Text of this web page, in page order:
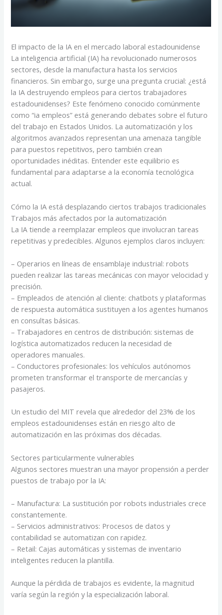
El impacto de la IA en el mercado laboral estadounidense
La inteligencia artificial (IA) ha revolucionado numerosos
sectores, desde la manufactura hasta los servicios
financieros. Sin embargo, surge una pregunta crucial: ¿está
la IA destruyendo empleos para ciertos trabajadores
estadounidenses? Este fenómeno conocido comúnmente
como “ia empleos” está generando debates sobre el futuro
del trabajo en Estados Unidos. La automatización y los
algoritmos avanzados representan una amenaza tangible
para puestos repetitivos, pero también crean
oportunidades inéditas. Entender este equilibrio es
fundamental para adaptarse a la economía tecnológica
actual.
Cómo la IA está desplazando ciertos trabajos tradicionales
Trabajos más afectados por la automatización
La IA tiende a reemplazar empleos que involucran tareas
repetitivas y predecibles. Algunos ejemplos claros incluyen:
– Operarios en líneas de ensamblaje industrial: robots
pueden realizar las tareas mecánicas con mayor velocidad y
precisión.
– Empleados de atención al cliente: chatbots y plataformas
de respuesta automática sustituyen a los agentes humanos
en consultas básicas.
– Trabajadores en centros de distribución: sistemas de
logística automatizados reducen la necesidad de
operadores manuales.
– Conductores profesionales: los vehículos autónomos
prometen transformar el transporte de mercancías y
pasajeros.
Un estudio del MIT revela que alrededor del 23% de los
empleos estadounidenses están en riesgo alto de
automatización en las próximas dos décadas.
Sectores particularmente vulnerables
Algunos sectores muestran una mayor propensión a perder
puestos de trabajo por la IA:
– Manufactura: La sustitución por robots industriales crece
constantemente.
– Servicios administrativos: Procesos de datos y
contabilidad se automatizan con rapidez.
– Retail: Cajas automáticas y sistemas de inventario
inteligentes reducen la plantilla.
Aunque la pérdida de trabajos es evidente, la magnitud
varía según la región y la especialización laboral.